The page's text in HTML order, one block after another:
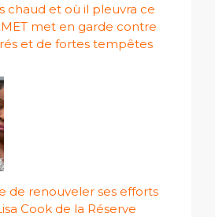
chaud et où il pleuvra ce
met en garde contre
et de fortes tempêtes
de renouveler ses efforts
Cook de la Réserve